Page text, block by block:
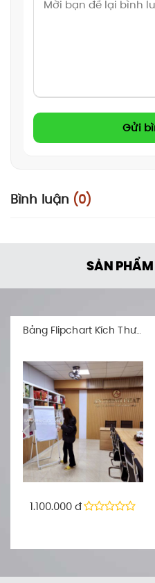
Gửi
Bình luận (0)
SẢN
Bảng Flipchart Kích Thước 600x900mm
1.100.000 đ